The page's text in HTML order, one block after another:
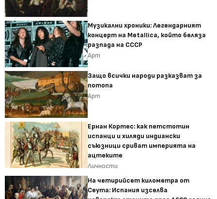
Музикални хроники: Легендарният
концерт на Metallica, който беляза
разпада на СССР
Арт
Защо всички народи разказват за
потопа
Арт
Ернан Кортес: как петстотин
испанци и хиляди индиански
съюзници сриват империята на
ацтеките
Личности
На четирийсет километра от
Сеута: Испания изселва